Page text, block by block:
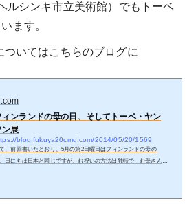
ルシンキ市立美術館）でもトーベ
ます。
ついてはこちらのブログに
ィンランドの母の日、そしてトーベ・ヤン
ン展
blog.fukuya20cmd.com/2014/05/20/1569
、前回書いたとおり、5月の第2日曜日はフィンランドの母の
。日にちは日本と同じですが、お祝いの方法は独特で、お母さんに